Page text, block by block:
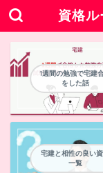
資格
1週間の勉強で宅建
をした話
宅建と相性の良い
一覧